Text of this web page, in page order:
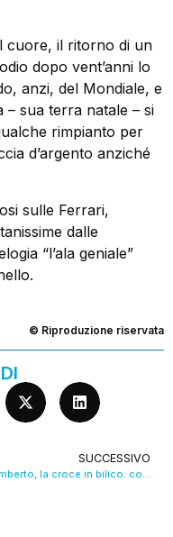
cuore, il ritorno di un
dopo vent’anni lo
anzi, del Mondiale, e
– sua terra natale – si
rimpianto per
d’argento anziché
sulle Ferrari,
dalle
“l’ala geniale”
© Riproduzione riservata
SUCCESSIVO
Spilamberto, la croce in bilico: colpa del vento o delle campane? VIDEO